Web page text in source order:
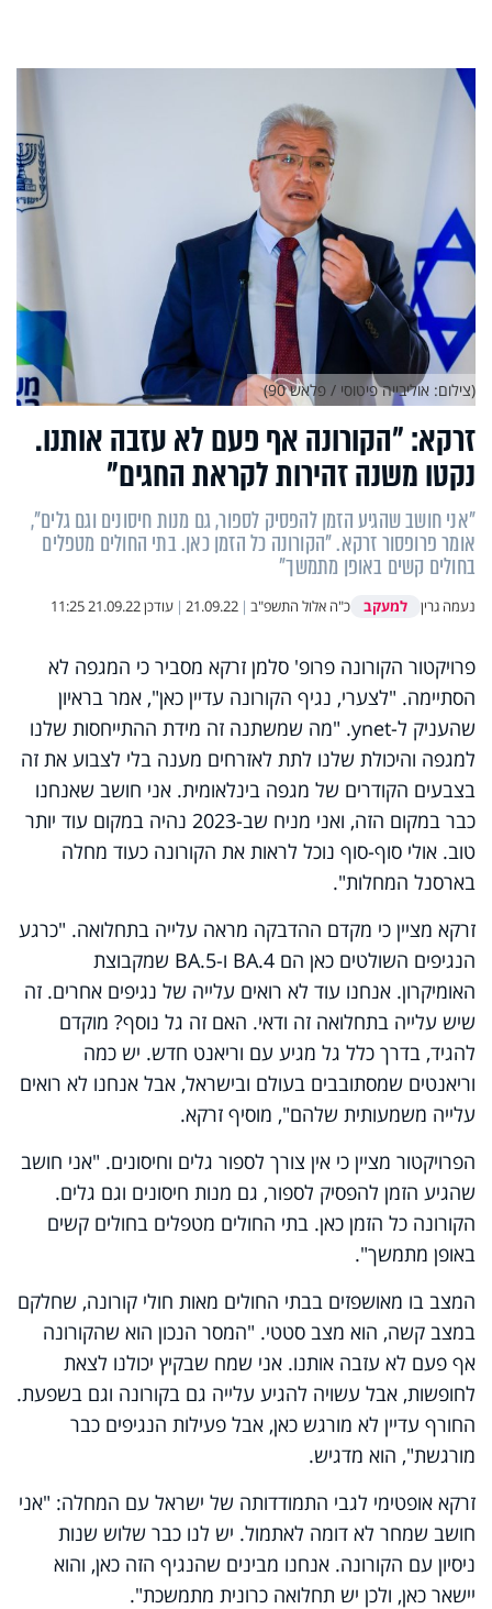
זרקא: "הקורונה אף פעם לא עזבה אותנו.
נקטו משנה זהירות לקראת החגים"
"אני חושב שהגיע הזמן להפסיק לספור, גם מנות חיסונים וגם גלים",
אומר פרופסור זרקא. "הקורונה כל הזמן כאן. בתי החולים מטפלים
בחולים קשים באופן מתמשך"
נעמה גרין למעקב כ"ה אלול התשפ"ב |
21.09.22
| עודכן21.09.22 11:25
(צילום: אוליבייה פיטוסי / פלאש 90)
פרויקטור הקורונה פרופ' סלמן זרקא מסביר כי המגפה לא
הסתיימה. "לצערי, נגיף הקורונה עדיין כאן", אמר בראיון
שהעניק ל-ynet. "מה שמשתנה זה מידת ההתייחסות שלנו
למגפה והיכולת שלנו לתת לאזרחים מענה בלי לצבוע את זה
בצבעים הקודרים של מגפה בינלאומית. אני חושב שאנחנו
כבר במקום הזה, ואני מניח שב-2023 נהיה במקום עוד יותר
טוב. אולי סוף-סוף נוכל לראות את הקורונה כעוד מחלה
בארסנל המחלות".
זרקא מציין כי מקדם ההדבקה מראה עלייה בתחלואה. "כרגע
הנגיפים השולטים כאן הם BA.4 ו-BA.5 שמקבוצת
האומיקרון. אנחנו עוד לא רואים עלייה של נגיפים אחרים. זה
שיש עלייה בתחלואה זה ודאי. האם זה גל נוסף? מוקדם
להגיד, בדרך כלל גל מגיע עם וריאנט חדש. יש כמה
וריאנטים שמסתובבים בעולם ובישראל, אבל אנחנו לא רואים
עלייה משמעותית שלהם", מוסיף זרקא.
הפרויקטור מציין כי אין צורך לספור גלים וחיסונים. "אני חושב
שהגיע הזמן להפסיק לספור, גם מנות חיסונים וגם גלים.
הקורונה כל הזמן כאן. בתי החולים מטפלים בחולים קשים
באופן מתמשך".
המצב בו מאושפזים בבתי החולים מאות חולי קורונה, שחלקם
במצב קשה, הוא מצב סטטי. "המסר הנכון הוא שהקורונה
אף פעם לא עזבה אותנו. אני שמח שבקיץ יכולנו לצאת
לחופשות, אבל עשויה להגיע עלייה גם בקורונה וגם בשפעת.
החורף עדיין לא מורגש כאן, אבל פעילות הנגיפים כבר
מורגשת", הוא מדגיש.
זרקא אופטימי לגבי התמודדותה של ישראל עם המחלה: "אני
חושב שמחר לא דומה לאתמול. יש לנו כבר שלוש שנות
ניסיון עם הקורונה. אנחנו מבינים שהנגיף הזה כאן, והוא
יישאר כאן, ולכן יש תחלואה כרונית מתמשכת".